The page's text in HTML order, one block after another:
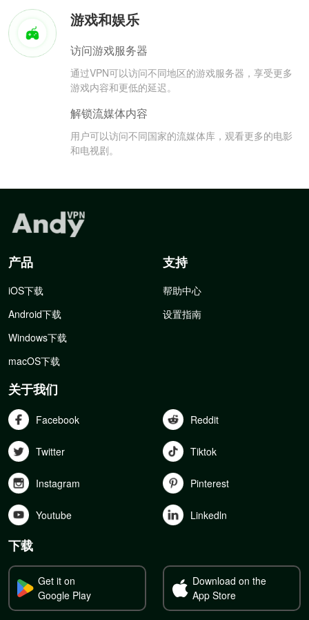
游戏和娱乐
访问游戏服务器
通过VPN可以访问不同地区的游戏服务器，享受更多
游戏内容和更低的延迟。
解锁流媒体内容
用户可以访问不同国家的流媒体库，观看更多的电影
和电视剧。
产品
iOS下载
Android下载
Windows下载
macOS下载
支持
帮助中心
设置指南
关于我们
Facebook Reddit
Twitter Tiktok
Instagram Pinterest
Youtube Linkedln
下载
Get it on
Google Play
Download on the
App Store